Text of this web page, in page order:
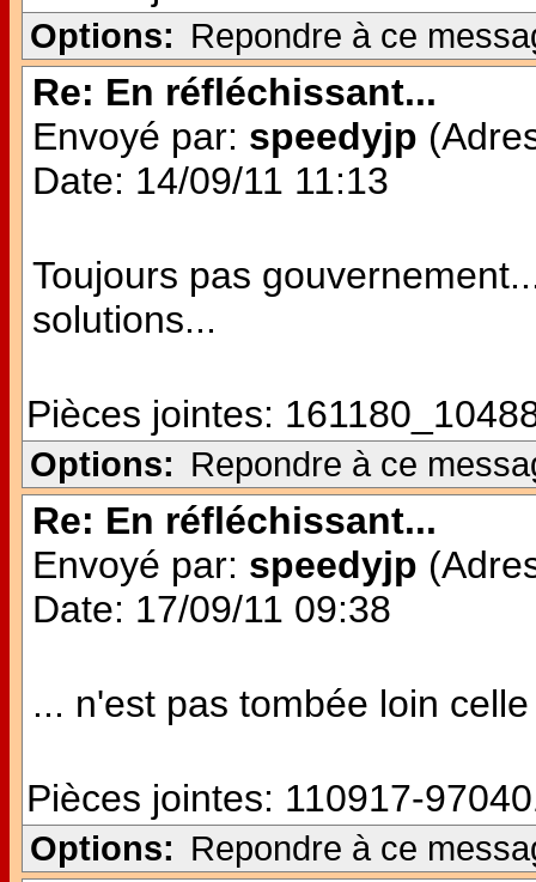
Options: Repondre à ce
Re: En réfléchissant...
Envoyé par: speedyjp
Date: 14/09/11 11:13
Toujours pas
solutions...
Pièces jointes:
Options: Repondre à ce
Re: En réfléchissant...
Envoyé par: speedyjp
Date: 17/09/11 09:38
... n'est pas tombée loin
Pièces jointes: 110917-
Options: Repondre à ce